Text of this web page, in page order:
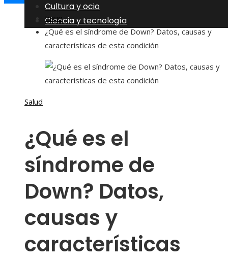
Cultura y ocio
Ciencia y tecnología
Inicio
¿Qué es el síndrome de Down? Datos, causas y
características de esta condición
Salud
¿Qué es el
síndrome de
Down? Datos,
causas y
características